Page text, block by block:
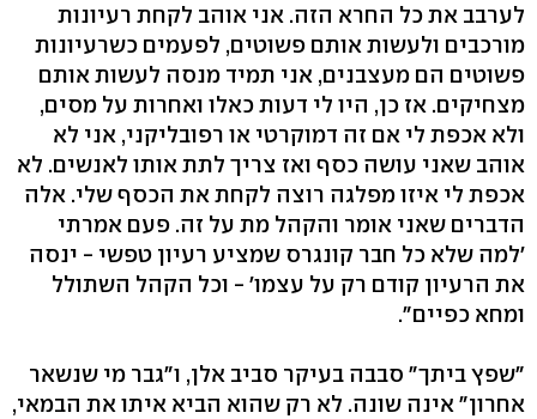
לערבב את כל החרא הזה. אני אוהב לקחת רעיונות
מורכבים ולעשות אותם פשוטים, לפעמים כשרעיונות
פשוטים הם מעצבנים, אני תמיד מנסה לעשות אותם
מצחיקים. אז כן, היו לי דעות כאלו ואחרות על מסים,
ולא אכפת לי אם זה דמוקרטי או רפובליקני, אני לא
אוהב שאני עושה כסף ואז צריך לתת אותו לאנשים. לא
אכפת לי איזו מפלגה רוצה לקחת את הכסף שלי. אלה
הדברים שאני אומר והקהל מת על זה. פעם אמרתי
'למה שלא כל חבר קונגרס שמציע רעיון טפשי - ינסה
את הרעיון קודם רק על עצמו' - וכל הקהל השתולל
ומחא כפיים".
"שפץ ביתך" סבבה בעיקר סביב אלן, ו"גבר מי שנשאר
אחרון" אינה שונה. לא רק שהוא הביא איתו את הבמאי,